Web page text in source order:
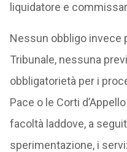
liquidatore e
Nessun obbligo invece
Tribunale, nessuna
obbligatorietà per i
Pace o le Corti
facoltà laddove, a
sperimentazione, i